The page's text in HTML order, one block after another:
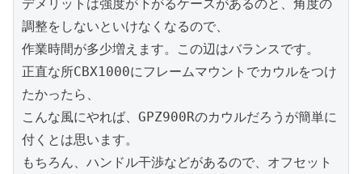
デメリットは強度が下がるケースがあるのと、角度の
調整をしないといけなくなるので、
作業時間が多少増えます。この辺はバランスです。
正直な所CBX1000にフレームマウントでカウルをつけ
たかったら、
こんな風にやれば、GPZ900Rのカウルだろうが簡単に
付くとは思います。
もちろん、ハンドル干渉などがあるので、オフセット